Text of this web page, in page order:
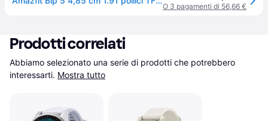
O 3 pagamenti di 56,66 €
Prodotti correlati
Abbiamo selezionato una serie di prodotti che potrebbero
interessarti. Mostra tutto